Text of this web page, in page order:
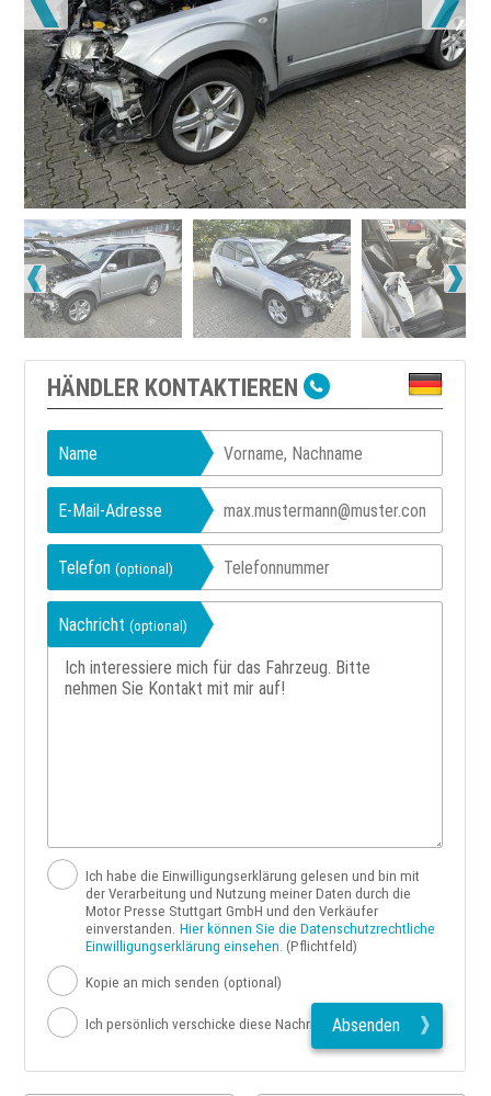
HÄNDLER KONTAKTIEREN
Name
E-Mail-Adresse
Telefon(optional)
Nachricht(optional)
Ich habe die Einwilligungserklärung gelesen und bin mit
der Verarbeitung und Nutzung meiner Daten durch die
Motor Presse Stuttgart GmbH und den Verkäufer
einverstanden. Hier können Sie die Datenschutzrechtliche
Einwilligungserklärung einsehen. (Pflichtfeld)
Kopie an mich senden (optional)
Ich persönlich verschicke diese Nachricht Absenden